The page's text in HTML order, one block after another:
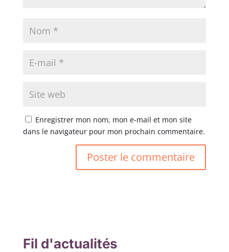
Enregistrer mon nom, mon e-mail et mon site
dans le navigateur pour mon prochain commentaire.
Fil d'actualités